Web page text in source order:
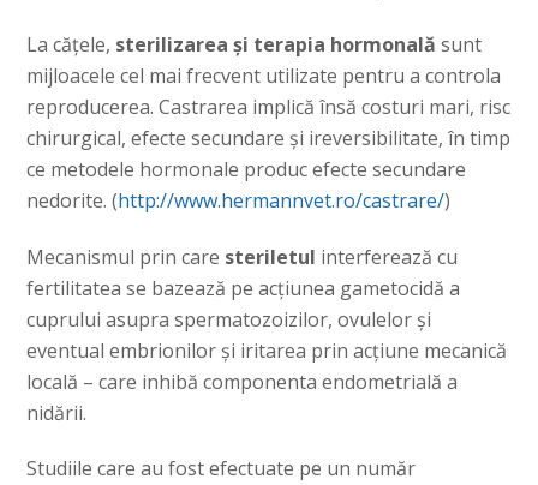
La cățele, sterilizarea și terapia hormonală sunt
mijloacele cel mai frecvent utilizate pentru a controla
reproducerea. Castrarea implică însă costuri mari, risc
chirurgical, efecte secundare și ireversibilitate, în timp
ce metodele hormonale produc efecte secundare
nedorite. (http://www.hermannvet.ro/castrare/)
Mecanismul prin care steriletul interferează cu
fertilitatea se bazează pe acțiunea gametocidă a
cuprului asupra spermatozoizilor, ovulelor și
eventual embrionilor și iritarea prin acțiune mecanică
locală – care inhibă componenta endometrială a
nidării.
Studiile care au fost efectuate pe un număr